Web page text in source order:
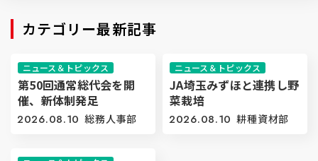
カテゴリー最新記事
ニュース＆トピックス
第50回通常総代会を開
催、新体制発足
2026.08.10 総務人事部
ニュース＆トピックス
JA埼玉みずほと連携し野
菜栽培
2026.08.10 耕種資材部